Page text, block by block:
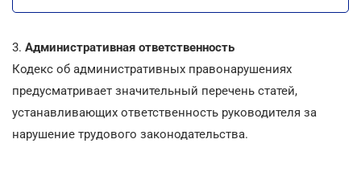
3. Административная ответственность
Кодекс об административных правонарушениях
предусматривает значительный перечень статей,
устанавливающих ответственность руководителя за
нарушение трудового законодательства.